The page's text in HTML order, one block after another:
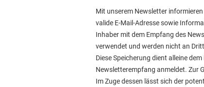
Mit unserem Newsletter
valide E-Mail-Adresse sowie
Inhaber mit dem Empfang des
verwendet und werden nicht an
Diese Speicherung dient alleine
Newsletterempfang anmeldet. Zur
Im Zuge dessen lässt sich der